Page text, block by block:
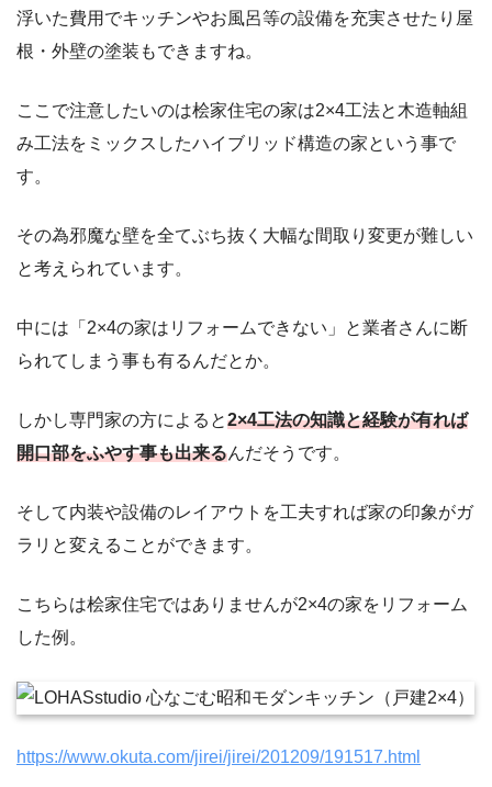
浮いた費用でキッチンやお風呂等の設備を充実させたり屋
根・外壁の塗装もできますね。
ここで注意したいのは桧家住宅の家は2×4工法と木造軸組
み工法をミックスしたハイブリッド構造の家という事で
す。
その為邪魔な壁を全てぶち抜く大幅な間取り変更が難しい
と考えられています。
中には「2×4の家はリフォームできない」と業者さんに断
られてしまう事も有るんだとか。
しかし専門家の方によると2×4工法の知識と経験が有れば
開口部をふやす事も出来るんだそうです。
そして内装や設備のレイアウトを工夫すれば家の印象がガ
ラリと変えることができます。
こちらは桧家住宅ではありませんが2×4の家をリフォーム
した例。
https://www.okuta.com/jirei/jirei/201209/191517.html